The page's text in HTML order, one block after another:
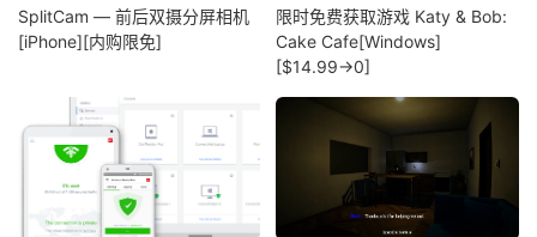
SplitCam — 前后双摄分屏相机
[iPhone][内购限免]
限时免费获取游戏 Katy & Bob:
Cake Cafe[Windows]
[$14.99→0]